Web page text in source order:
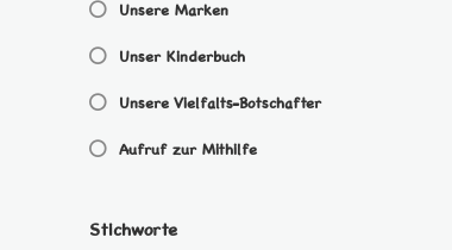
Unsere Marken
Unser Kinderbuch
Unsere Vielfalts-Botschafter
Aufruf zur Mithilfe
Stichworte